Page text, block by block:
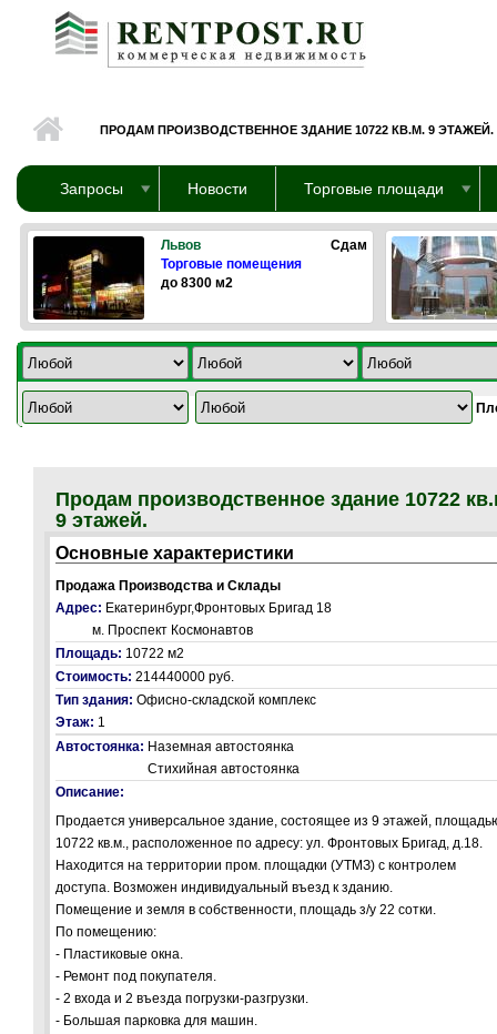
Перейти к основному содержанию
ПРОДАМ ПРОИЗВОДСТВЕННОЕ ЗДАНИЕ 10722 КВ.М. 9 ЭТАЖЕЙ.
Запросы Новости Торговые площади
Львов
Сдам
Торговые помещения
до 8300 м2
Продам производственное здание 10722
9 этажей.
Основные характеристики
Продажа Производства и Склады
Адрес: Екатеринбург,Фронтовых Бригад 18
м. Проспект Космонавтов
Площадь: 10722 м2
Стоимость: 214440000 руб.
Тип здания: Офисно-складской комплекс
Этаж: 1
Автостоянка: Наземная автостоянка
Стихийная автостоянка
Описание:
Продается универсальное здание, состоящее из 9 этажей,
10722 кв.м., расположенное по адресу: ул. Фронтовых Бригад, д.18.
Находится на территории пром. площадки (УТМЗ) с контролем
доступа. Возможен индивидуальный въезд к зданию.
Помещение и земля в собственности, площадь з/у 22 сотки.
По помещению:
- Пластиковые окна.
- Ремонт под покупателя.
- 2 входа и 2 въезда погрузки-разгрузки.
- Большая парковка для машин.